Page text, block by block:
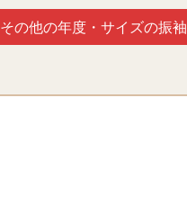
その他の年度・サイズの振袖